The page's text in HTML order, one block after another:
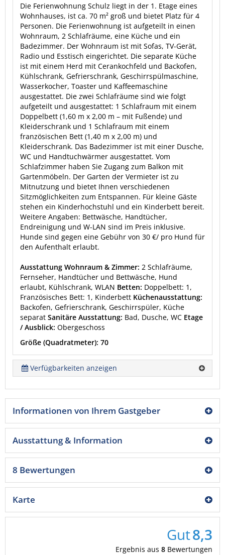
Die Ferienwohnung Schulz liegt in der 1. Etage eines
Wohnhauses, ist ca. 70 m² groß und bietet Platz für 4
Personen. Die Ferienwohnung ist aufgeteilt in einen
Wohnraum, 2 Schlafräume, eine Küche und ein
Badezimmer. Der Wohnraum ist mit Sofas, TV-Gerät,
Radio und Esstisch eingerichtet. Die separate Küche
ist mit einem Herd mit Cerankochfeld und Backofen,
Kühlschrank, Gefrierschrank, Geschirrspülmaschine,
Wasserkocher, Toaster und Kaffeemaschine
ausgestattet. Die zwei Schlafräume sind wie folgt
aufgeteilt und ausgestattet: 1 Schlafraum mit einem
Doppelbett (1,60 m x 2,00 m – mit Fußende) und
Kleiderschrank und 1 Schlafraum mit einem
französischen Bett (1,40 m x 2,00 m) und
Kleiderschrank. Das Badezimmer ist mit einer Dusche,
WC und Handtuchwärmer ausgestattet. Vom
Schlafzimmer haben Sie Zugang zum Balkon mit
Gartenmöbeln. Der Garten der Vermieter ist zu
Mitnutzung und bietet Ihnen verschiedenen
Sitzmöglichkeiten zum Entspannen. Für kleine Gäste
stehen ein Kinderhochstuhl und ein Kinderbett bereit.
Weitere Angaben: Bettwäsche, Handtücher,
Endreinigung und W-LAN sind im Preis inklusive.
Hunde sind gegen eine Gebühr von 30 €/ pro Hund für
den Aufenthalt erlaubt.
Ausstattung Wohnraum & Zimmer: 2 Schlafräume,
Fernseher, Handtücher und Bettwäsche, Hund
erlaubt, Kühlschrank, WLAN Betten: Doppelbett: 1,
Französisches Bett: 1, Kinderbett Küchenausstattung:
Backofen, Gefrierschrank, Geschirrspüler, Küche
separat Sanitäre Ausstattung: Bad, Dusche, WC Etage
/ Ausblick: Obergeschoss
Größe (Quadratmeter): 70
Verfügbarkeiten anzeigen
Informationen von Ihrem Gastgeber
Ausstattung & Information
8 Bewertungen
Karte
Gut8,3
Ergebnis aus 8 Bewertungen